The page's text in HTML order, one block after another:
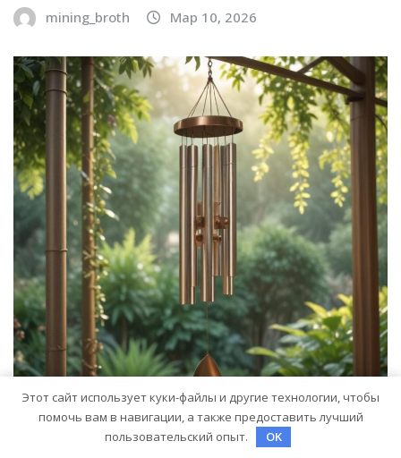
mining_broth Мар 10, 2026
Этот сайт использует куки-файлы и другие технологии, чтобы
помочь вам в навигации, а также предоставить лучший
пользовательский опыт.
OK